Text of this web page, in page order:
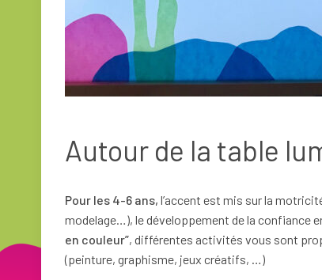
Autour de la table
Pour les 4-6 ans, l’accent est mis sur la
modelage…), le développement de la confiance
en couleur”, différentes activités vous sont
(peinture, graphisme, jeux créatifs, …)